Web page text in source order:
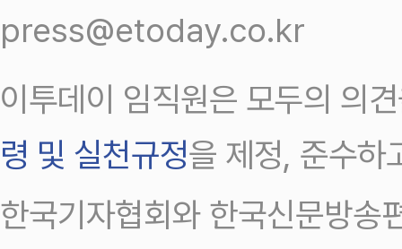
press@etoday.co.kr
이투데이 임직원은 모두의 의
령 및 실천규정을 제정, 준수하
한국기자협회와 한국신문방송